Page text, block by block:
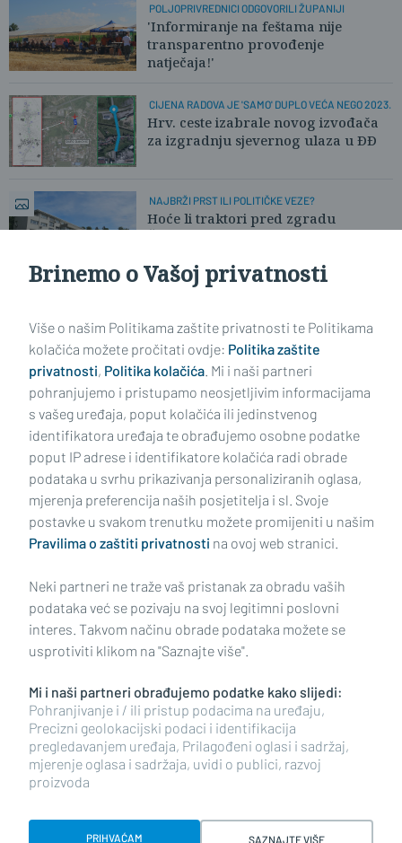
POLJOPRIVREDNICI ODGOVORILI ŽUPANIJI
'Informiranje na feštama nije
transparentno provođenje
natječaja!'
CIJENA RADOVA JE 'SAMO' DUPLO VEĆA NEGO 2023.
Hrv. ceste izabrale novog izvođača
za izgradnju sjevernog ulaza u ĐĐ
NAJBRŽI PRST ILI POLITIČKE VEZE?
Hoće li traktori pred zgradu
Impressum Uvjeti korištenja Politika privatnosti
Politika kolačića Kontakt Pritužbe Suradnici
Oglašavanje
RUBRIKE
BRODSKO-POSAVSKA ŽUPANIJA
POŽEŠKO-SLAVONSKA ŽUPANIJA
Brinemo o Vašoj privatnosti
Više o našim Politikama zaštite privatnosti te Politikama
kolačića možete pročitati ovdje: Politika zaštite
privatnosti, Politika kolačića. Mi i naši partneri
pohranjujemo i pristupamo neosjetljivim informacijama
s vašeg uređaja, poput kolačića ili jedinstvenog
identifikatora uređaja te obrađujemo osobne podatke
poput IP adrese i identifikatore kolačića radi obrade
podataka u svrhu prikazivanja personaliziranih oglasa,
mjerenja preferencija naših posjetitelja i sl. Svoje
postavke u svakom trenutku možete promijeniti u našim
Pravilima o zaštiti privatnosti na ovoj web stranici.
Neki partneri ne traže vaš pristanak za obradu vaših
podataka već se pozivaju na svoj legitimni poslovni
interes. Takvom načinu obrade podataka možete se
usprotiviti klikom na "Saznajte više".
Mi i naši partneri obrađujemo podatke kako slijedi:
Pohranjivanje i / ili pristup podacima na uređaju,
Precizni geolokacijski podaci i identifikacija
pregledavanjem uređaja, Prilagođeni oglasi i sadržaj,
mjerenje oglasa i sadržaja, uvidi o publici, razvoj
proizvoda
PRIHVAĆAM SAZNAJTE VIŠE